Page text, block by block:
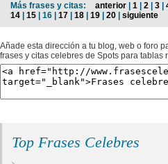
Más frases y citas: anterior | 1 | 2 | 3 |
14 | 15 | 16 | 17 | 18 | 19 | 20 | siguiente
Añade esta dirección a tu blog, web o foro
frases y citas celebres de Spots para tablas
Top Frases Celebres